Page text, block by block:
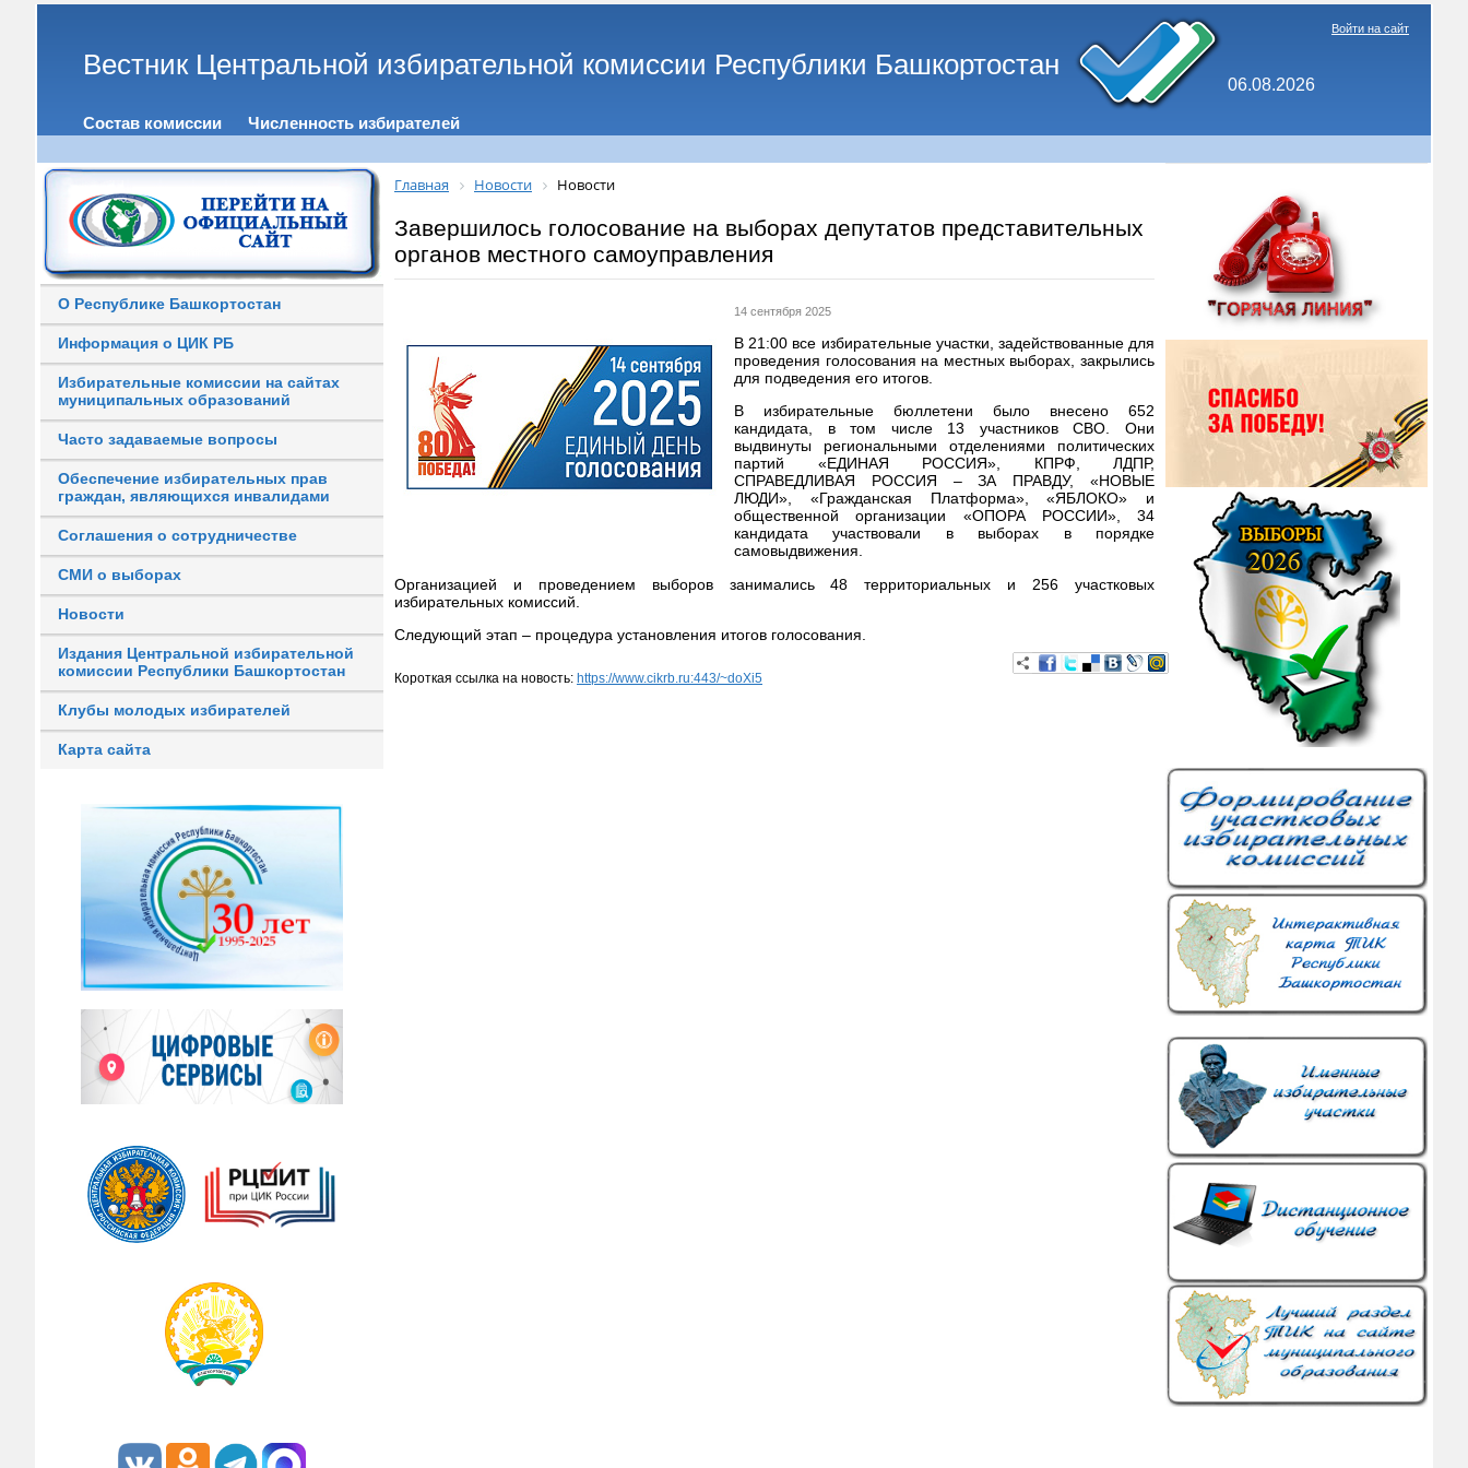
Вестник Центральной избирательной комиссии Республики Башкортостан
06.08.2026
Войти на сайт
Состав комиссии Численность избирателей
О Республике Башкортостан
Информация о ЦИК РБ
Избирательные комиссии на сайтах
муниципальных образований
Часто задаваемые вопросы
Обеспечение избирательных прав
граждан, являющихся инвалидами
Соглашения о сотрудничестве
СМИ о выборах
Новости
Издания Центральной избирательной
комиссии Республики Башкортостан
Клубы молодых избирателей
Карта сайта
Главная Новости Новости
Завершилось голосование на выборах депутатов представительных
органов местного самоуправления
14 сентября 2025
В 21:00 все избирательные участки, задействованные для
проведения голосования на местных выборах, закрылись
для подведения его итогов.
В избирательные бюллетени было внесено 652
кандидата, в том числе 13 участников СВО. Они
выдвинуты региональными отделениями политических
партий «ЕДИНАЯ РОССИЯ», КПРФ, ЛДПР,
СПРАВЕДЛИВАЯ РОССИЯ – ЗА ПРАВДУ, «НОВЫЕ
ЛЮДИ», «Гражданская Платформа», «ЯБЛОКО» и
общественной организации «ОПОРА РОССИИ», 34
кандидата участвовали в выборах в порядке
самовыдвижения.
Организацией и проведением выборов занимались 48 территориальных и 256 участковых
избирательных комиссий.
Следующий этап – процедура установления итогов голосования.
Короткая ссылка на новость: https://www.cikrb.ru:443/~doXi5